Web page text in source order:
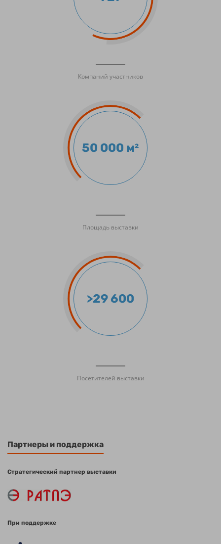
Компаний участников
50 000 м²
Площадь выставки
>29 600
Посетителей выставки
Партнеры и поддержка
Стратегический партнер выставки
При поддержке